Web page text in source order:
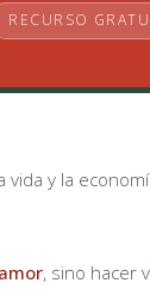
RECURSO
y la
, sino hacer